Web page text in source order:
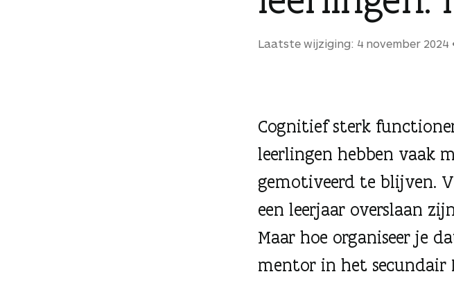
Laatste wijziging: 4 november 2024
Cognitief sterk
leerlingen hebben vaak
gemotiveerd te blijven.
een leerjaar overslaan
Maar hoe organiseer je
mentor in het